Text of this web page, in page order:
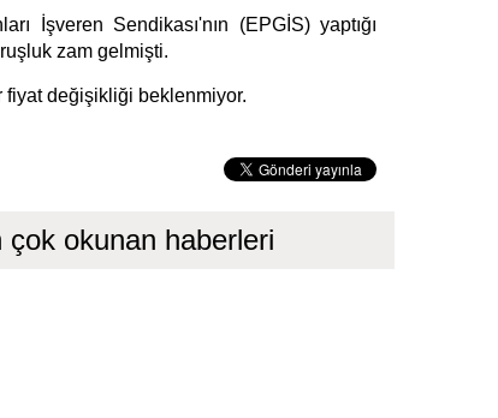
İşveren Sendikası'nın (EPGİS) yaptığı
zam gelmişti.
değişikliği beklenmiyor.
çok okunan haberleri